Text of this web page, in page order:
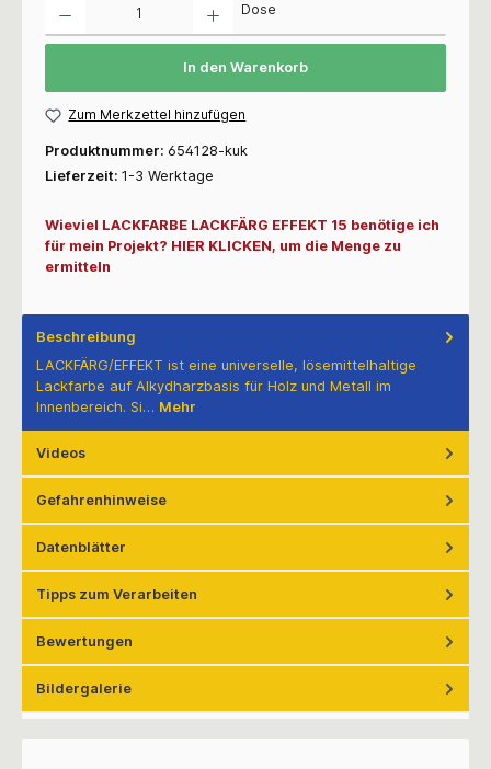
Dose
In den Warenkorb
Zum Merkzettel hinzufügen
Produktnummer: 654128-kuk
Lieferzeit: 1-3 Werktage
Wieviel LACKFARBE LACKFÄRG EFFEKT 15 benötige ich
für mein Projekt? HIER KLICKEN, um die Menge zu
ermitteln
Beschreibung
LACKFÄRG/EFFEKT ist eine universelle, lösemittelhaltige
Lackfarbe auf Alkydharzbasis für Holz und Metall im
Innenbereich. Si… Mehr
Videos
Gefahrenhinweise
Datenblätter
Tipps zum Verarbeiten
Bewertungen
Bildergalerie